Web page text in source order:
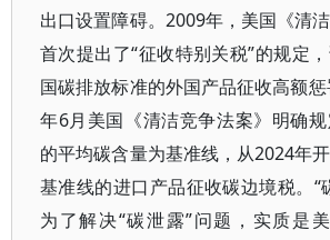
出口设置障碍。2009年，美国《清
首次提出了“征收特别关税”的规定
国碳排放标准的外国产品征收高额
年6月美国《清洁竞争法案》明确
的平均碳含量为基准线，从2024年
基准线的进口产品征收碳边境税。“
为了解决“碳泄露”问题，实质是